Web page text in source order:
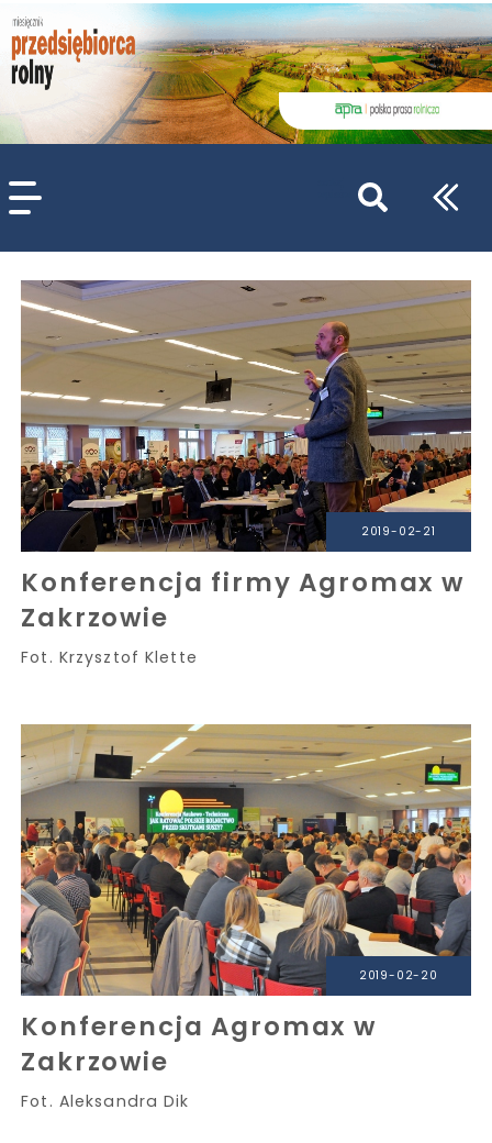
2019-02-21
Konferencja firmy Agromax w
Zakrzowie
Fot. Krzysztof Klette
2019-02-20
Konferencja Agromax w
Zakrzowie
Fot. Aleksandra Dik